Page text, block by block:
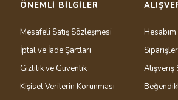
ÖNEMLİ BİLGİLER
Mesafeli Satış Sözleşmesi
İptal ve İade Şartları
Gizlilik ve Güvenlik
Kişisel Verilerin Korunması
Hesabım
Alışveriş